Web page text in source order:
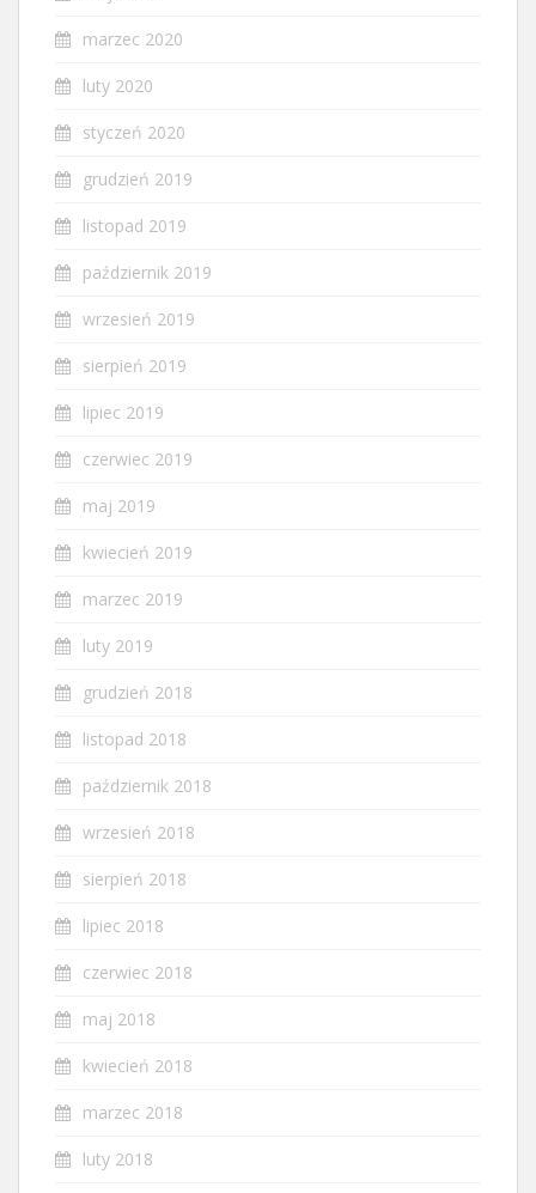
marzec 2020
luty 2020
styczeń 2020
grudzień 2019
listopad 2019
październik 2019
wrzesień 2019
sierpień 2019
lipiec 2019
czerwiec 2019
maj 2019
kwiecień 2019
marzec 2019
luty 2019
grudzień 2018
listopad 2018
październik 2018
wrzesień 2018
sierpień 2018
lipiec 2018
czerwiec 2018
maj 2018
kwiecień 2018
marzec 2018
luty 2018